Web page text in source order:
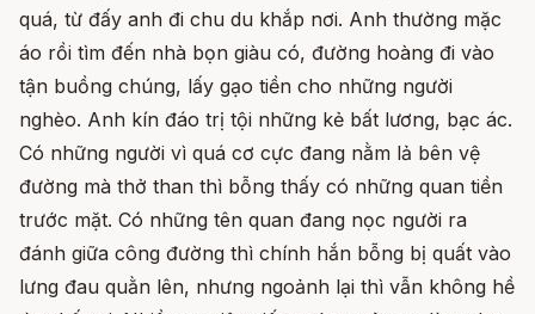
quá, từ đấy anh đi chu du khắp nơi. Anh thường mặc
áo rồi tìm đến nhà bọn giàu có, đường hoàng đi vào
tận buồng chúng, lấy gạo tiền cho những người
nghèo. Anh kín đáo trị tội những kẻ bất lương, bạc ác.
Có những người vì quá cơ cực đang nằm lả bên vệ
đường mà thở than thì bỗng thấy có những quan tiền
trước mặt. Có những tên quan đang nọc người ra
đánh giữa công đường thì chính hắn bỗng bị quất vào
lưng đau quằn lên, nhưng ngoảnh lại thì vẫn không hề